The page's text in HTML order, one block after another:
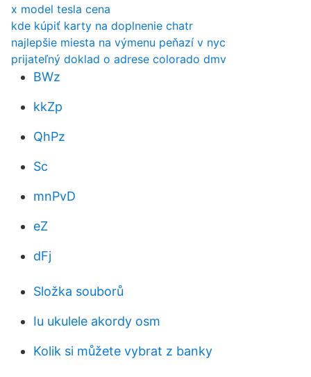
x model tesla cena
kde kúpiť karty na doplnenie chatr
najlepšie miesta na výmenu peňazí v nyc
prijateľný doklad o adrese colorado dmv
BWz
kkZp
QhPz
Sc
mnPvD
eZ
dFj
Složka souborů
Iu ukulele akordy osm
Kolik si můžete vybrat z banky